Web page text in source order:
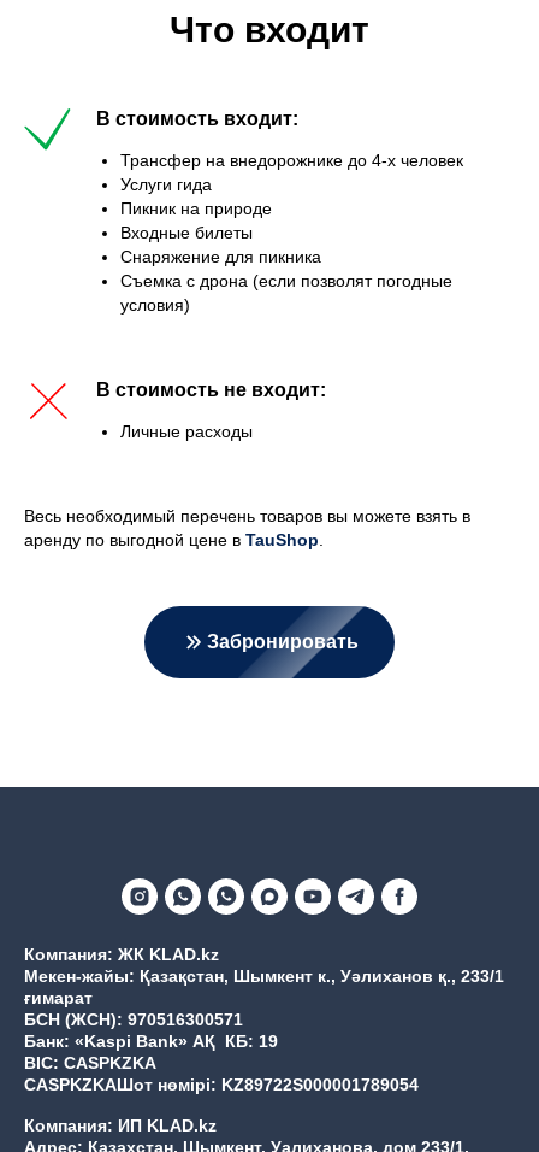
Что входит
В стоимость входит:
Трансфер на внедорожнике до 4-х человек
Услуги гида
Пикник на природе
Входные билеты
Снаряжение для пикника
Съемка с дрона (если позволят погодные
условия)
В стоимость не входит:
Личные расходы
Весь необходимый перечень товаров вы можете взять в
аренду по выгодной цене в TauShop
Забронировать
Компания: ЖК KLAD.kz
Мекен-жайы: Қазақстан, Шымкент к., Уәлиханов қ., 233/1
ғимарат
БСН (ЖСН): 970516300571
Банк: «Kaspi Bank» АҚ КБ: 19
BIC: CASPKZKA
CASPKZKAШот нөмірі: KZ89722S000001789054
Компания: ИП KLAD.kz
Адрес: Казахстан, Шымкент, Уалиханова, дом 233/1,